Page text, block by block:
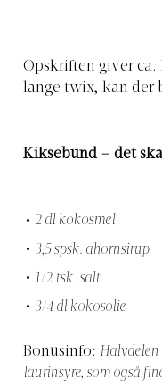
Opskriften giver ca.
lange twix, kan der
Kiksebund – det
2 dl kokosmel
3,5 spsk. ahornsirup
1/2 tsk. salt
3/4 dl kokosolie
Bonusinfo: Halvdelen
laurinsyre, som også